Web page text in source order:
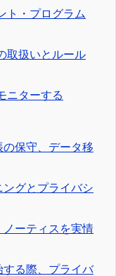
ト・プログラム
取扱いとルール
ニターする
保守、データ移
グとプライバシ
ーティスを実情
る際、プライバ